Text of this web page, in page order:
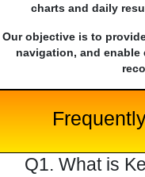
charts and daily
Our objective is to
navigation, and
Q1. What is